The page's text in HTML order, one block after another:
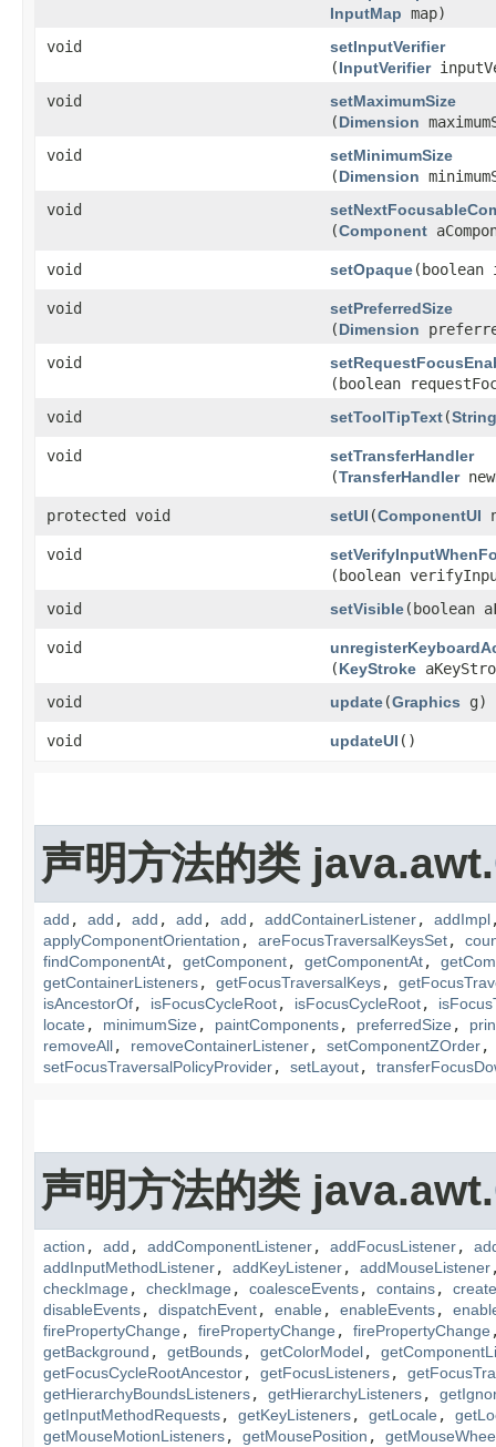
InputMap map)
void
setInputVerifier
(InputVerifier
void
setMaximumSize
(Dimension
void
setMinimumSize
(Dimension
void
(Component
void setOpaque​(boolean
void setPreferredSize
(Dimension
void
(boolean
void
setToolTipText​(String
void setTransferHandler
(TransferHandler
protected void setUI ​(ComponentUI
void
(boolean
void
setVisible​(boolean
void
(KeyStroke
void
update​(Graphics g)
void updateUI ()
声明方法的类 java.awt.
add , add , add , add , add , addContainerListener, addImpl
applyComponentOrientation , areFocusTraversalKeysSet,
findComponentAt, getComponent, getComponentAt,
getContainerListeners, getFocusTraversalKeys,
isAncestorOf, isFocusCycleRoot, isFocusCycleRoot,
locate , minimumSize , paintComponents, preferredSize ,
removeAll, removeContainerListener, setComponentZOrder
setFocusTraversalPolicyProvider, setLayout,
声明方法的类 java.awt.
action , add , addComponentListener, addFocusListener,
addInputMethodListener, addKeyListener, addMouseListener
checkImage , checkImage , coalesceEvents, contains,
disableEvents, dispatchEvent, enable , enableEvents,
firePropertyChange , firePropertyChange , firePropertyChange
getBackground , getBounds, getColorModel,
getFocusCycleRootAncestor, getFocusListeners,
getHierarchyBoundsListeners, getHierarchyListeners,
getInputMethodRequests, getKeyListeners, getLocale ,
getMouseMotionListeners, getMousePosition ,